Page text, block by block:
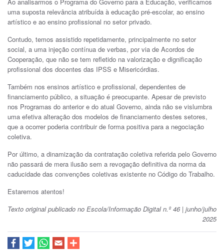
uma suposta relevância atribuída à educação pré-escolar, ao ensino
artístico e ao ensino profissional no setor privado.
Contudo, temos assistido repetidamente, principalmente no setor
social, a uma injeção contínua de verbas, por via de Acordos de
Cooperação, que não se tem refletido na valorização e dignificação
profissional dos docentes das IPSS e Misericórdias.
Também nos ensinos artístico e profissional, dependentes de
financiamento público, a situação é preocupante. Apesar de previsto
nos Programas do anterior e do atual Governo, ainda não se vislumbra
uma efetiva alteração dos modelos de financiamento destes setores,
que a ocorrer poderia contribuir de forma positiva para a negociação
coletiva.
Por último, a dinamização da contratação coletiva referida pelo Governo
não passará de mera ilusão sem a revogação definitiva da norma da
caducidade das convenções coletivas existente no Código do Trabalho.
Estaremos atentos!
Texto original publicado no Escola/Informação Digital n.º 46 | junho/julho
2025